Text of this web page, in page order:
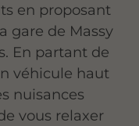
en proposant
gare de Massy
En partant de
véhicule haut
nuisances
vous relaxer